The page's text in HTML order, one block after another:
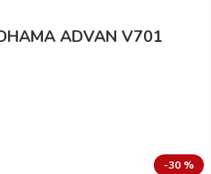
ADVAN V701
-30 %